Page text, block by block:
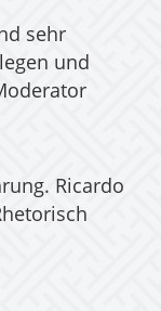
sehr
und
Ricardo